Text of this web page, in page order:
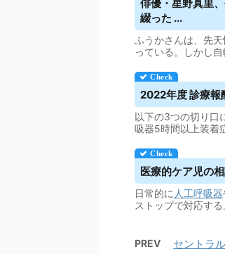
俳優・星野真里
綴った ...
ふうかさんは、先天
っている。しかし
2022年度 診療報
以下の3つの切り口
吸器5時間以上装着
医療的ケア児の
日常的に 人工呼吸器
ストップで対応す
PREV
セントラ